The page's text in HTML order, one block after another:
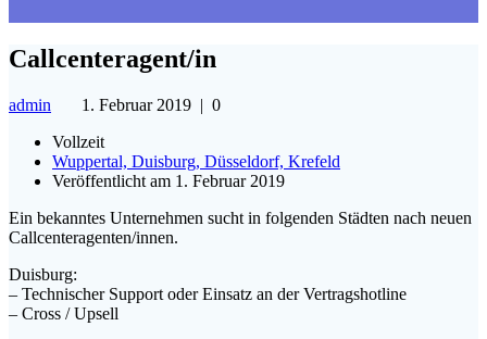
Callcenteragent/in
admin 1. Februar 2019 | 0
Vollzeit
Wuppertal, Duisburg, Düsseldorf, Krefeld
Veröffentlicht am 1. Februar 2019
Ein bekanntes Unternehmen sucht in folgenden Städten nach neuen
Callcenteragenten/innen.
Duisburg:
– Technischer Support oder Einsatz an der Vertragshotline
– Cross / Upsell